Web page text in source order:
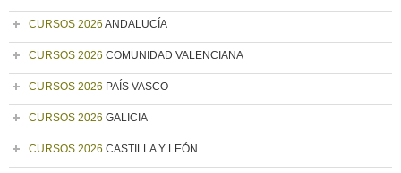
CURSOS 2026 ANDALUCÍA
CURSOS 2026 COMUNIDAD VALENCIANA
CURSOS 2026 PAÍS VASCO
CURSOS 2026 GALICIA
CURSOS 2026 CASTILLA Y LEÓN